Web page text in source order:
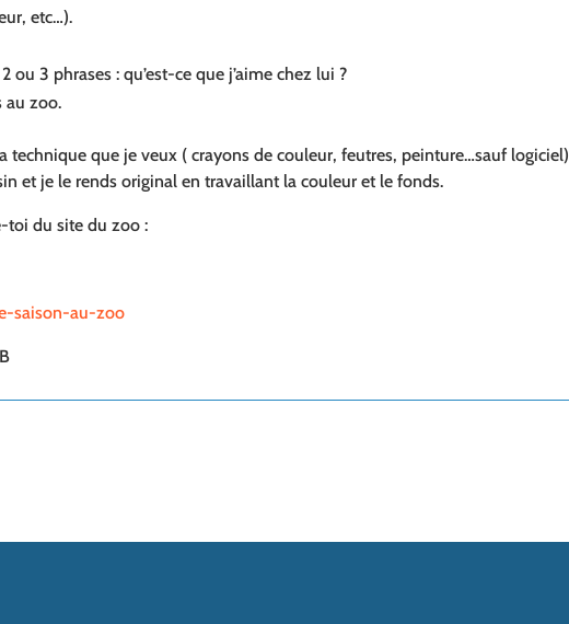
etc…).
ou 3 phrases : qu’est-ce que j’aime chez lui ?
au zoo.
technique que je veux ( crayons de couleur, feutres, peinture…sauf
et je le rends original en travaillant la couleur et le fonds.
toi du site du zoo :
saison-au-zoo